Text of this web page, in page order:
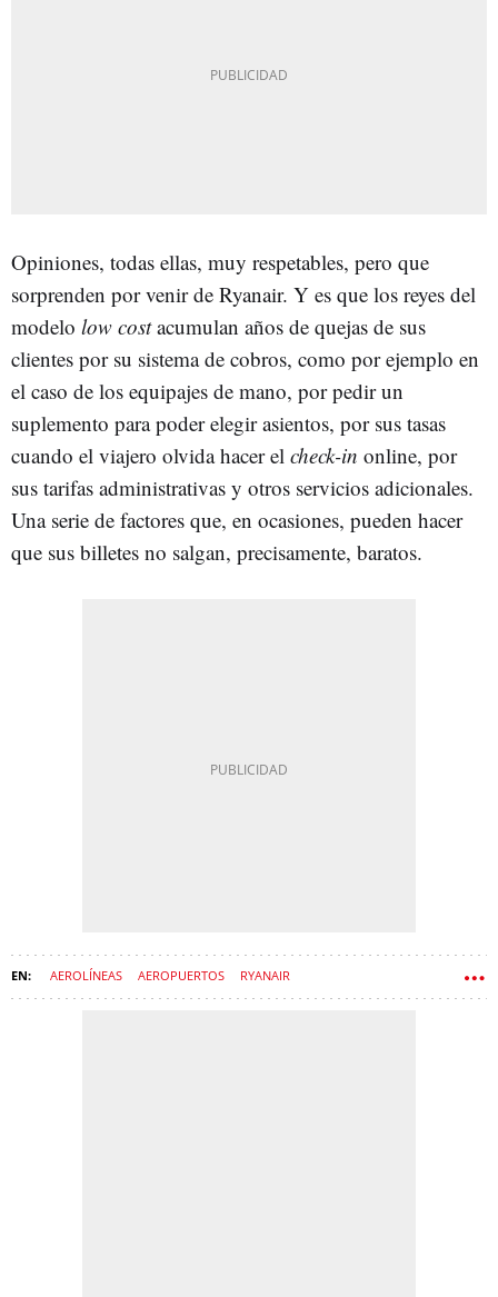
Opiniones, todas ellas, muy respetables, pero que
sorprenden por venir de Ryanair. Y es que los reyes del
modelo low costacumulan años de quejas de sus
clientes por su sistema de cobros, como por ejemplo en
el caso de los equipajes de mano, por pedir un
suplemento para poder elegir asientos, por sus tasas
cuando el viajero olvida hacer el check-in online, por
sus tarifas administrativas y otros servicios adicionales.
Una serie de factores que, en ocasiones, pueden hacer
que sus billetes no salgan, precisamente, baratos.
AEROLÍNEAS AEROPUERTOS RYANAIR